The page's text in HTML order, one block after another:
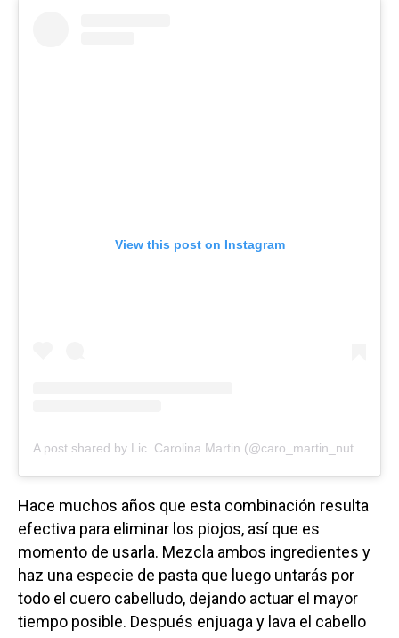
View this post on Instagram
Hace muchos años que esta combinación resulta
efectiva para eliminar los piojos, así que es
momento de usarla. Mezcla ambos ingredientes y
haz una especie de pasta que luego untarás por
todo el cuero cabelludo, dejando actuar el mayor
tiempo posible. Después enjuaga y lava el cabello